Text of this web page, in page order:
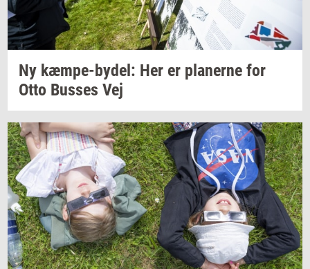
Ny kæmpe-​bydel: Her er pla­ner­ne for
Otto Bus­ses Vej